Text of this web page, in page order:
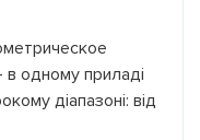
одному приладі
діапазоні: від